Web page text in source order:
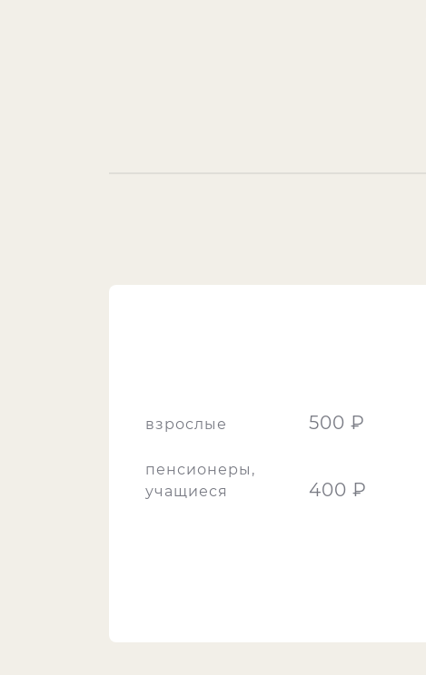
взрослые 500 ₽
пенсионеры,
учащиеся
400 ₽